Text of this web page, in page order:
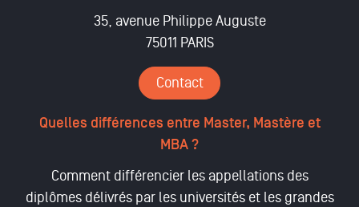
35, avenue Philippe Auguste
75011 PARIS
Contact
Quelles différences entre Master, Mastère et
MBA ?
Comment différencier les appellations des
diplômes délivrés par les universités et les grandes